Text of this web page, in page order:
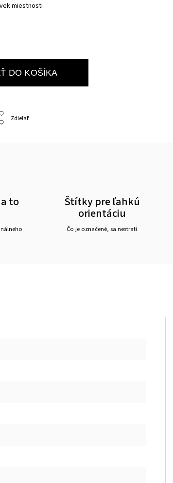
miestnosti
DO KOŠÍKA
Zdieľať
to Štítky pre ľahkú
orientáciu
Čo je označené, sa nestratí